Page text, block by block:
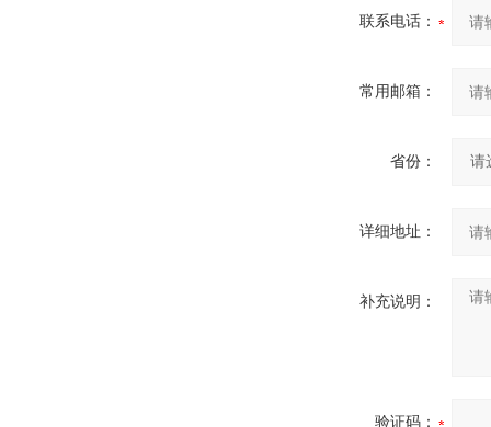
联系电话：
常用邮箱：
省份：
详细地址：
补充说明：
验证码：